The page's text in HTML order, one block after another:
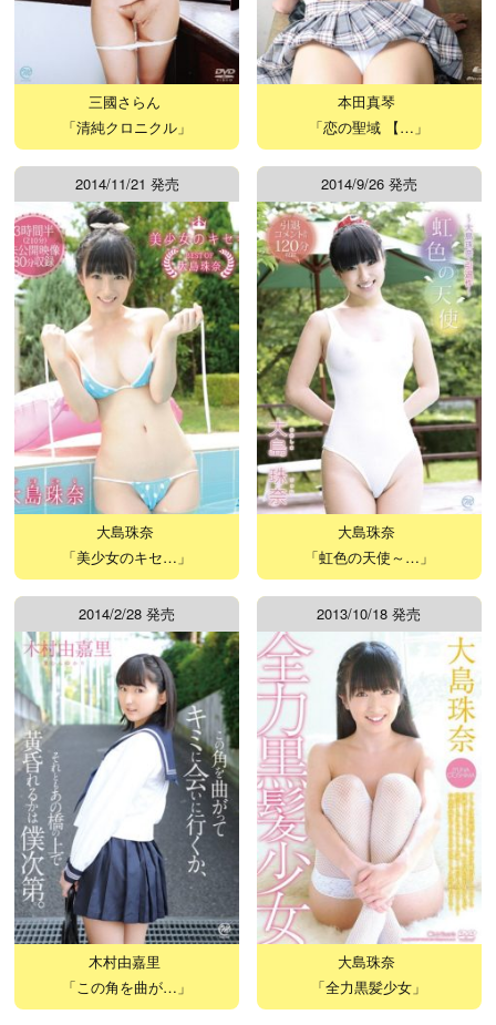
三國さらん
「清純クロニクル」
本田真琴
「恋の聖域 【…」
2014/11/21 発売
大島珠奈
「美少女のキセ…」
2014/9/26 発売
大島珠奈
「虹色の天使～…」
2014/2/28 発売
木村由嘉里
「この角を曲が…」
2013/10/18 発売
大島珠奈
「全力黒髪少女」